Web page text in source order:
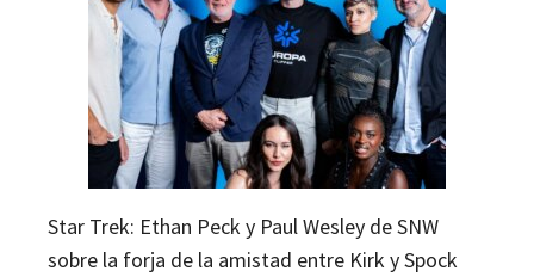
Star Trek: Ethan Peck y Paul Wesley de SNW
sobre la forja de la amistad entre Kirk y Spock